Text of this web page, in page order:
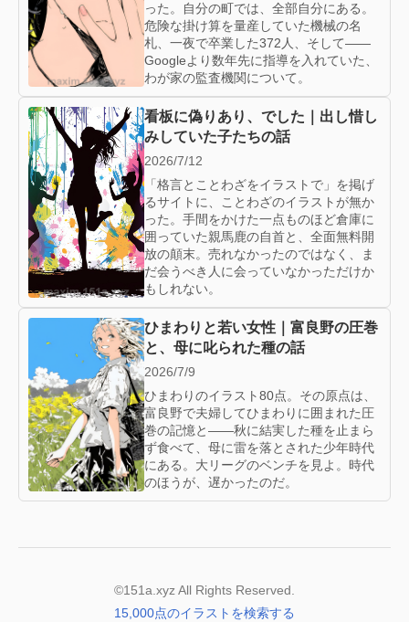
った。自分の町では、全部自分にある。
危険な掛け算を量産していた機械の名
札、一夜で卒業した372人、そして——
Googleより数年先に指導を入れていた、
わが家の監査機関について。
看板に偽りあり、でした｜出し惜し
みしていた子たちの話
2026/7/12
「格言とことわざをイラストで」を掲げ
るサイトに、ことわざのイラストが無か
った。手間をかけた一点ものほど倉庫に
囲っていた親馬鹿の自首と、全面無料開
放の顛末。売れなかったのではなく、ま
だ会うべき人に会っていなかっただけか
もしれない。
ひまわりと若い女性｜富良野の圧巻
と、母に叱られた種の話
2026/7/9
ひまわりのイラスト80点。その原点は、
富良野で夫婦してひまわりに囲まれた圧
巻の記憶と——秋に結実した種を止まら
ず食べて、母に雷を落とされた少年時代
にある。大リーグのベンチを見よ。時代
のほうが、遅かったのだ。
©151a.xyz All Rights Reserved.
15,000点のイラストを検索する